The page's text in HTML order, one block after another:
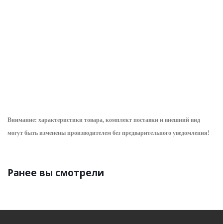
Внимание: характеристики товара, комплект поставки и внешний вид
могут быть изменены производителем без предварительного уведомления!
Ранее вы смотрели